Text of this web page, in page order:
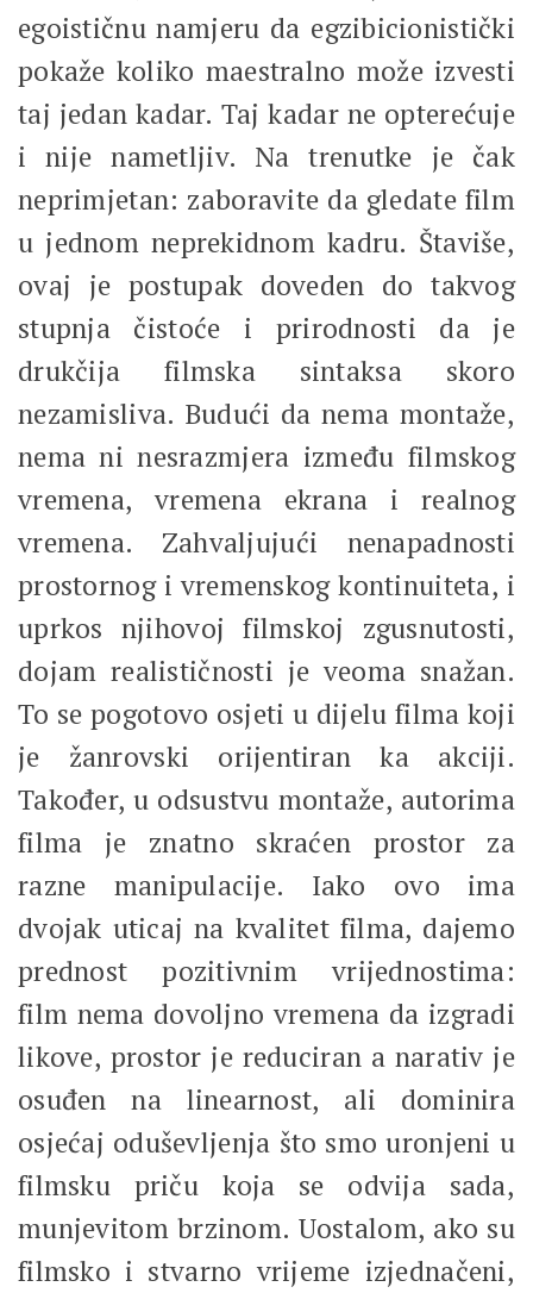
egoističnu namjeru da egzibicionistički
pokaže koliko maestralno može izvesti
taj jedan kadar. Taj kadar ne opterećuje
i nije nametljiv. Na trenutke je čak
neprimjetan: zaboravite da gledate film
u jednom neprekidnom kadru. Štaviše,
ovaj je postupak doveden do takvog
stupnja čistoće i prirodnosti da je
drukčija filmska sintaksa skoro
nezamisliva. Budući da nema montaže,
nema ni nesrazmjera između filmskog
vremena, vremena ekrana i realnog
vremena. Zahvaljujući nenapadnosti
prostornog i vremenskog kontinuiteta, i
uprkos njihovoj filmskoj zgusnutosti,
dojam realističnosti je veoma snažan.
To se pogotovo osjeti u dijelu filma koji
je žanrovski orijentiran ka akciji.
Također, u odsustvu montaže, autorima
filma je znatno skraćen prostor za
razne manipulacije. Iako ovo ima
dvojak uticaj na kvalitet filma, dajemo
prednost pozitivnim vrijednostima:
film nema dovoljno vremena da izgradi
likove, prostor je reduciran a narativ je
osuđen na linearnost, ali dominira
osjećaj oduševljenja što smo uronjeni u
filmsku priču koja se odvija sada,
munjevitom brzinom. Uostalom, ako su
filmsko i stvarno vrijeme izjednačeni,